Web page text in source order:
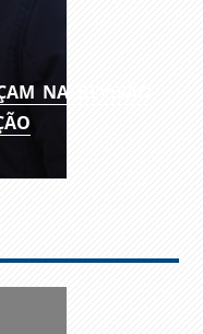
NA REVISÃO